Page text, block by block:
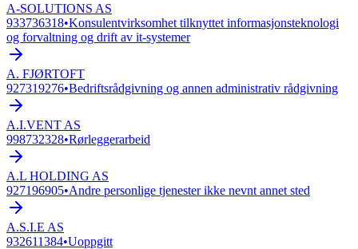
A-SOLUTIONS AS
933736318•Konsulentvirksomhet tilknyttet informasjonsteknologi
og forvaltning og drift av it-systemer
A. FJØRTOFT
927319276•Bedriftsrådgivning og annen administrativ rådgivning
A.I.VENT AS
998732328•Rørleggerarbeid
A.L HOLDING AS
927196905•Andre personlige tjenester ikke nevnt annet sted
A.S.I.E AS
932611384•Uoppgitt